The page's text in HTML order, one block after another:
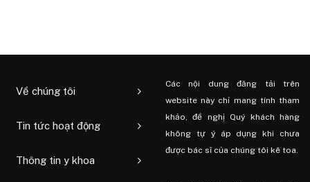
Về chúng tôi
Tin tức hoạt động
Thông tin y khoa
Các nội dung đăng tải trên
website này chỉ mang tính tham
khảo, đề nghị Quý khách hàng
không tự ý áp dụng khi chưa
được bác sĩ của chúng tôi kê toa.